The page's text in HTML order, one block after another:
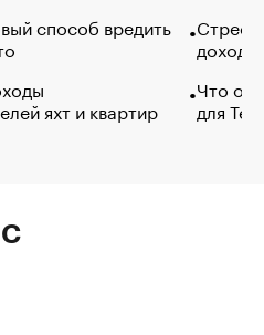
способ вредить
яхт и квартир
Что
для